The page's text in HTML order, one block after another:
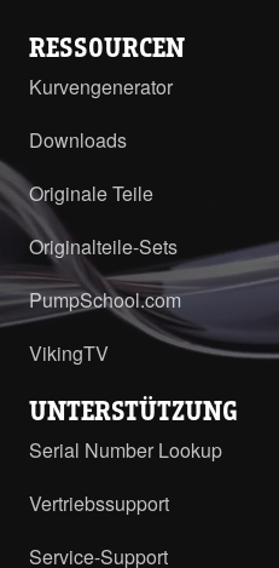
RESSOURCEN
Kurvengenerator
Downloads
Originale Teile
Originalteile-Sets
PumpSchool.com
VikingTV
UNTERSTÜTZUNG
Serial Number Lookup
Vertriebssupport
Service-Support